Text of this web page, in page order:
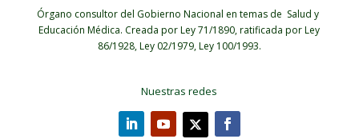
Órgano consultor del Gobierno Nacional en temas de Salud y
Educación Médica. Creada por Ley 71/1890, ratificada por Ley
86/1928, Ley 02/1979, Ley 100/1993.
Nuestras redes